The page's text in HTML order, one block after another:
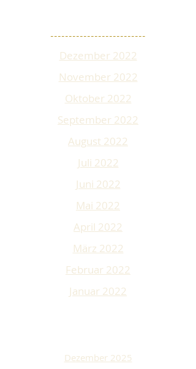
--------------------------
Dezember 2022
November 2022
Oktober 2022
September 2022
August 2022
Juli 2022
Juni 2022
Mai 2022
April 2022
März 2022
Februar 2022
Januar 2022
Dezember 2025